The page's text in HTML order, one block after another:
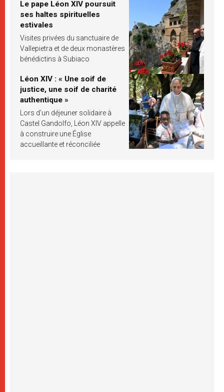
Le pape Léon XIV poursuit
ses haltes spirituelles
estivales
Visites privées du sanctuaire de
Vallepietra et de deux monastères
bénédictins à Subiaco
Léon XIV : « Une soif de
justice, une soif de charité
authentique »
Lors d’un déjeuner solidaire à
Castel Gandolfo, Léon XIV appelle
à construire une Église
accueillante et réconciliée